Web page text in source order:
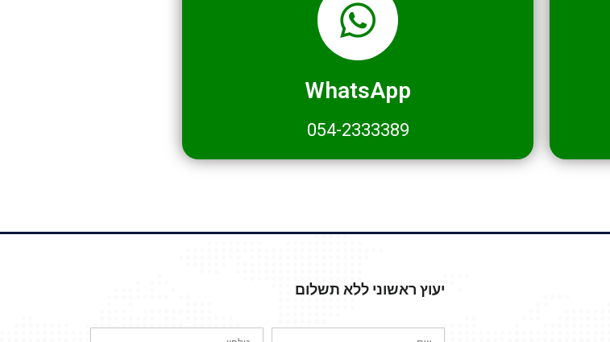
WhatsApp
054-2333389
יעוץ ראשוני ללא תשלום